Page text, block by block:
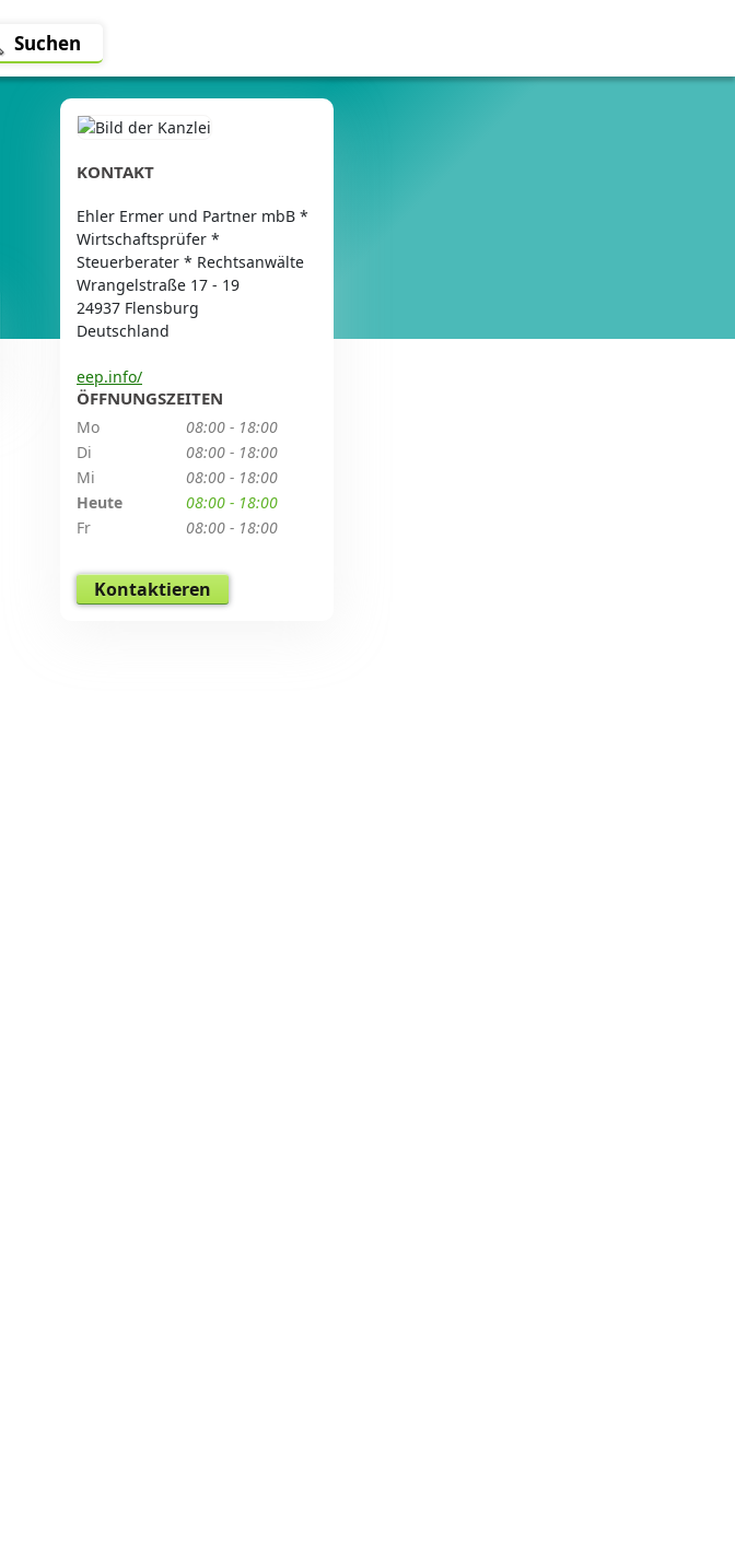
Suchen
KONTAKT
Ehler Ermer und Partner mbB *
Wirtschaftsprüfer *
Steuerberater * Rechtsanwälte
Wrangelstraße 17 - 19
24937 Flensburg
Deutschland
eep.info/
ÖFFNUNGSZEITEN
Mo
08:00 - 18:00
Di
08:00 - 18:00
Mi
08:00 - 18:00
Heute
08:00 - 18:00
Fr
08:00 - 18:00
Kontaktieren